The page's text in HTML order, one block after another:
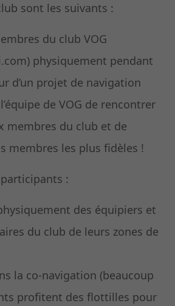
sont les suivants :
du club VOG
physiquement pendant
d’un projet de navigation
de VOG de rencontrer
membres du club et de
membres les plus fidèles !
:
des équipiers et
du club de leurs zones de
la co-navigation (beaucoup
profitent des flottilles pour